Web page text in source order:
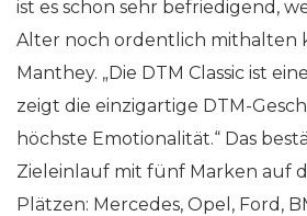
ist es schon sehr befriedigend,
Alter noch ordentlich mithalten
Manthey. „Die DTM Classic ist
zeigt die einzigartige DTM-
höchste Emotionalität.“ Das
Zieleinlauf mit fünf Marken auf
Plätzen: Mercedes, Opel, Ford,